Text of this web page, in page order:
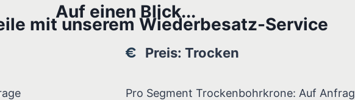
Auf einen Blick...
mit unserem Wiederbesatz-Service
Preis: Trocken
Pro Segment Trockenbohrkrone: Auf